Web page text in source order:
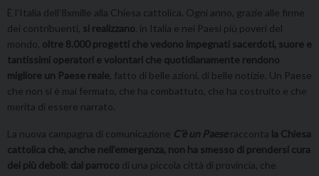
È l’Italia dell’8xmille alla Chiesa cattolica. Ogni anno, grazie alle firme
dei contribuenti, si realizzano , in Italia e nei Paesi più poveri del
mondo, oltre 8.000 progetti che vedono impegnati sacerdoti, suore e
tantissimi operatori e volontari che quotidianamente rendono
migliore un Paese reale , fatto di belle azioni, di belle notizie. Un Paese
che non si è mai fermato, che ha combattuto, che ha costruito e che
merita di essere narrato.
La nuova campagna di comunicazione C’è un Paese racconta la Chiesa
cattolica che, anche nell’emergenza, non ha smesso di prendersi cura
dei più deboli: dal parroco di una piccola città di provincia, che